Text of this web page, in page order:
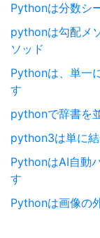
Pythonは分数シ
pythonは勾配メ
ソッド
Pythonは、単一
す
pythonで辞書を
python3は単に
PythonはAI自動
す
Pythonは画像の